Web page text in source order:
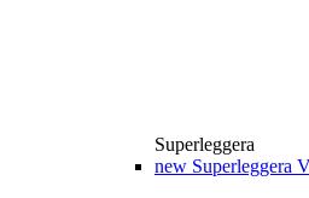
Superleggera
new Superleggera